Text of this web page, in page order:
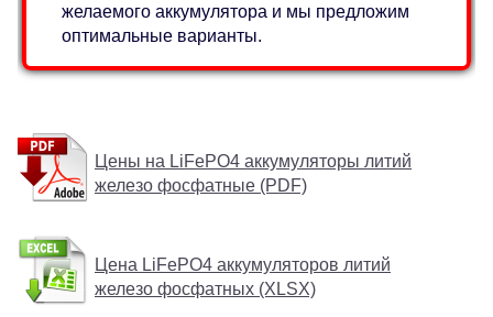
желаемого аккумулятора и мы предложим
оптимальные варианты.
Цены на LiFePO4 аккумуляторы литий
железо фосфатные (PDF)
Цена LiFePO4 аккумуляторов литий
железо фосфатных (XLSX)